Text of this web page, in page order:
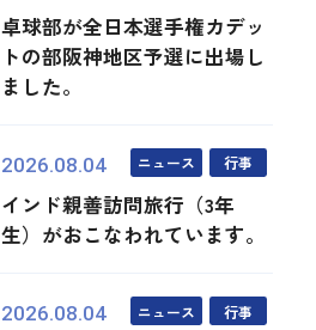
卓球部が全日本選手権カデッ
トの部阪神地区予選に出場し
ました。
2026.08.04 ニュース 行事
インド親善訪問旅行（3年
生）がおこなわれています。
2026.08.04 ニュース 行事